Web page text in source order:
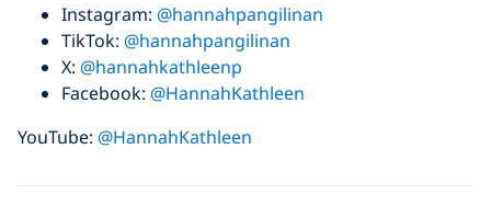
Instagram: @hannahpangilinan
TikTok: @hannahpangilinan
X: @hannahkathleenp
Facebook: @HannahKathleen
YouTube: @HannahKathleen